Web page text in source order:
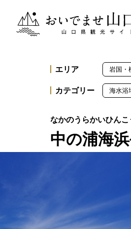
おいでませ山口へー山口県観光
中の浦海
エリア 岩国・
カテゴリー 海水浴